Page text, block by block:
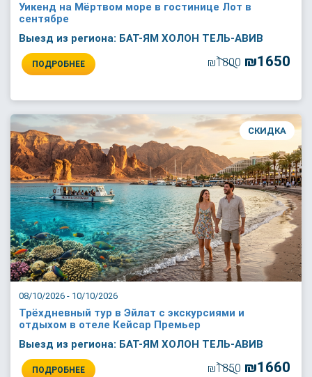
Уикенд на Мёртвом море в гостинице Лот в
сентябре
Выезд из региона: БАТ-ЯМ ХОЛОН ТЕЛЬ-АВИВ
ПОДРОБНЕЕ ₪1800 ₪1650
08/10/2026 - 10/10/2026
СКИДКА
Трёхдневный тур в Эйлат с экскурсиями и
отдыхом в отеле Кейсар Премьер
Выезд из региона: БАТ-ЯМ ХОЛОН ТЕЛЬ-АВИВ
ПОДРОБНЕЕ ₪1850 ₪1660